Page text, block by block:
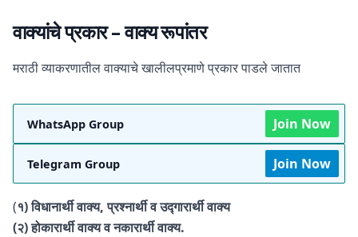
वाक्यांचे प्रकार– वाक्य रूपांतर
मराठी व्याकरणातील वाक्याचे खालीलप्रमाणे प्रकार पाडले जातात
WhatsApp Group Join Now
Telegram Group Join Now
(१) विधानार्थी वाक्य, प्रश्नार्थी व उद्गारार्थी वाक्य
(२) होकारार्थी वाक्य व नकारार्थी वाक्य.